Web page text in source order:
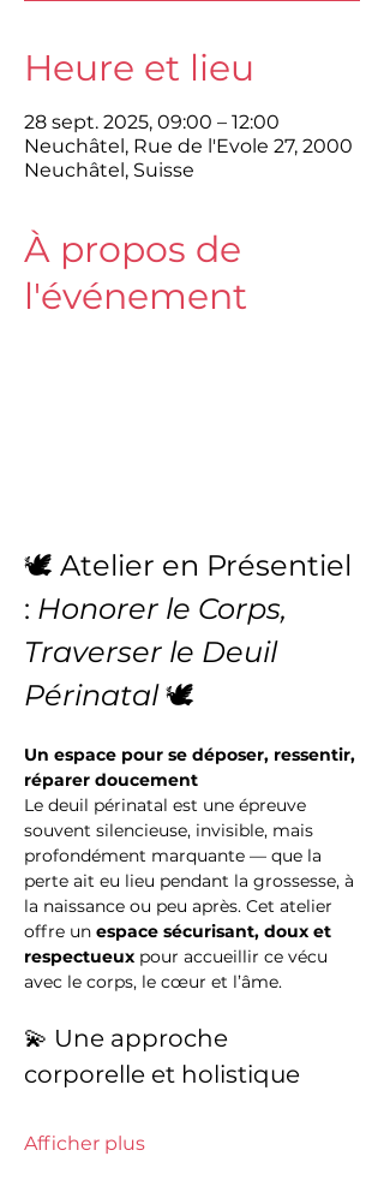
Heure et lieu
28 sept. 2025, 09:00 – 12:00
Neuchâtel, Rue de l'Evole 27, 2000
Neuchâtel, Suisse
À propos de
l'événement
🕊 Atelier en Présentiel
: Honorer le Corps,
Traverser le Deuil
Périnatal 🕊
Un espace pour se déposer, ressentir,
réparer doucement
Le deuil périnatal est une épreuve
souvent silencieuse, invisible, mais
profondément marquante — que la
perte ait eu lieu pendant la grossesse, à
la naissance ou peu après. Cet atelier
offre un espace sécurisant, doux et
respectueux pour accueillir ce vécu
avec le corps, le cœur et l’âme.
💫 Une approche
corporelle et holistique
Afficher plus